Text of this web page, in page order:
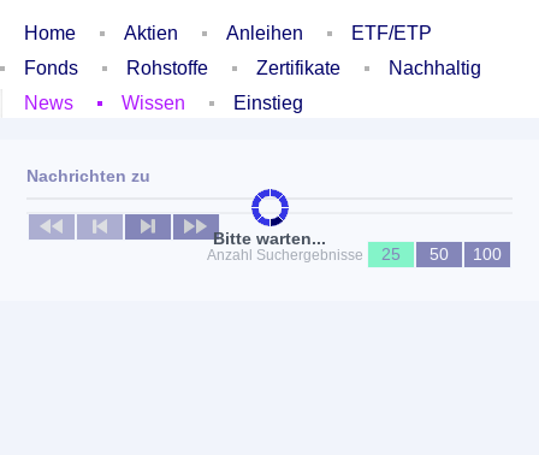
Home Aktien Anleihen
ETF/ETP
Fonds
Rohstoffe Zertifikate
Nachhaltig
News
Wissen Einstieg
Bitte warten...
Nachrichten zu
Keine News verfügbar
Anzahl Suchergebnisse
25 50 100